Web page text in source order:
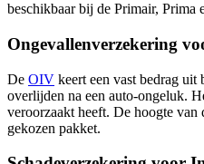
beschikbaar bij de Primair, Prima
Ongevallenverzekering
De OIV keert een vast bedrag
overlijden na een auto-ongeluk.
veroorzaakt heeft. De hoogte
gekozen pakket.